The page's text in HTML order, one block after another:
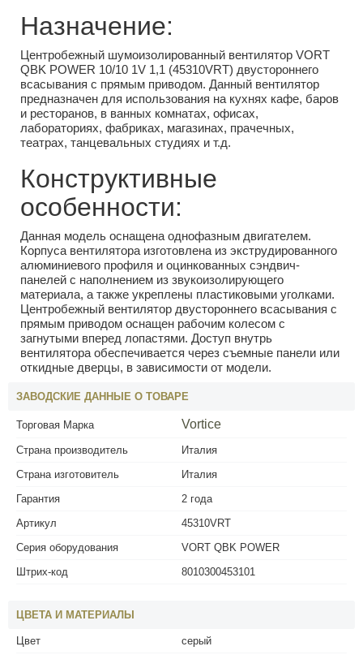
Назначение:
Центробежный шумоизолированный вентилятор VORT
QBK POWER 10/10 1V 1,1 (45310VRT) двустороннего
всасывания с прямым приводом. Данный вентилятор
предназначен для использования на кухнях кафе, баров
и ресторанов, в ванных комнатах, офисах,
лабораториях, фабриках, магазинах, прачечных,
театрах, танцевальных студиях и т.д.
Конструктивные
особенности:
Данная модель оснащена однофазным двигателем.
Корпуса вентилятора изготовлена из экструдированного
алюминиевого профиля и оцинкованных сэндвич-
панелей с наполнением из звукоизолирующего
материала, а также укреплены пластиковыми уголками.
Центробежный вентилятор двустороннего всасывания с
прямым приводом оснащен рабочим колесом с
загнутыми вперед лопастями. Доступ внутрь
вентилятора обеспечивается через съемные панели или
откидные дверцы, в зависимости от модели.
ЗАВОДСКИЕ ДАННЫЕ О ТОВАРЕ
Торговая Марка Vortice
Страна производитель
Италия
Страна изготовитель
Италия
Гарантия
2 года
Артикул
45310VRT
Серия оборудования
VORT QBK POWER
Штрих-код
8010300453101
ЦВЕТА И МАТЕРИАЛЫ
Цвет серый